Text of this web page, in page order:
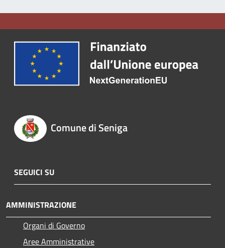
Comune di Seniga
SEGUICI SU
AMMINISTRAZIONE
Organi di Governo
Aree Amministrative